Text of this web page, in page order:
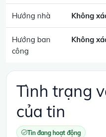
Hướng nhà Không
Hướng ban
công
Không
Tình trạng
của tin
Tin đang hoạt động